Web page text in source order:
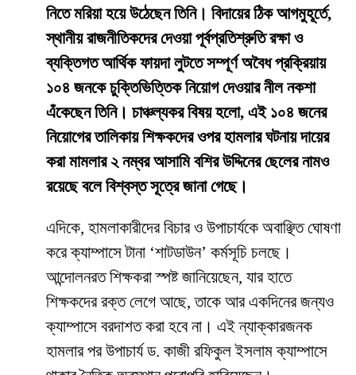
নিতে মরিয়া হয়ে উঠেছেন তিনি। বিদায়ের ঠিক আগমুহূর্তে,
স্থানীয় রাজনীতিকদের দেওয়া পূর্বপ্রতিশ্রুতি রক্ষা ও
ব্যক্তিগত আর্থিক ফায়দা লুটতে সম্পূর্ণ অবৈধ প্রক্রিয়ায়
১০৪ জনকে চুক্তিভিত্তিক নিয়োগ দেওয়ার নীল নকশা
এঁকেছেন তিনি। চাঞ্চল্যকর বিষয় হলো, এই ১০৪ জনের
নিয়োগের তালিকায় শিক্ষকদের ওপর হামলার ঘটনায় দায়ের
করা মামলার ২ নম্বর আসামি বশির উদ্দিনের ছেলের নামও
রয়েছে বলে বিশ্বস্ত সূত্রে জানা গেছে।
​এদিকে, হামলাকারীদের বিচার ও উপাচার্যকে অবাঞ্ছিত ঘোষণা
করে ক্যাম্পাসে টানা ‘শাটডাউন’ কর্মসূচি চলছে।
আন্দোলনরত শিক্ষকরা স্পষ্ট জানিয়েছেন, যার হাতে
শিক্ষকদের রক্ত লেগে আছে, তাকে আর একদিনের জন্যও
ক্যাম্পাসে বরদাশত করা হবে না। এই ন্যাক্কারজনক
হামলার পর উপাচার্য ড. কাজী রফিকুল ইসলাম ক্যাম্পাসে